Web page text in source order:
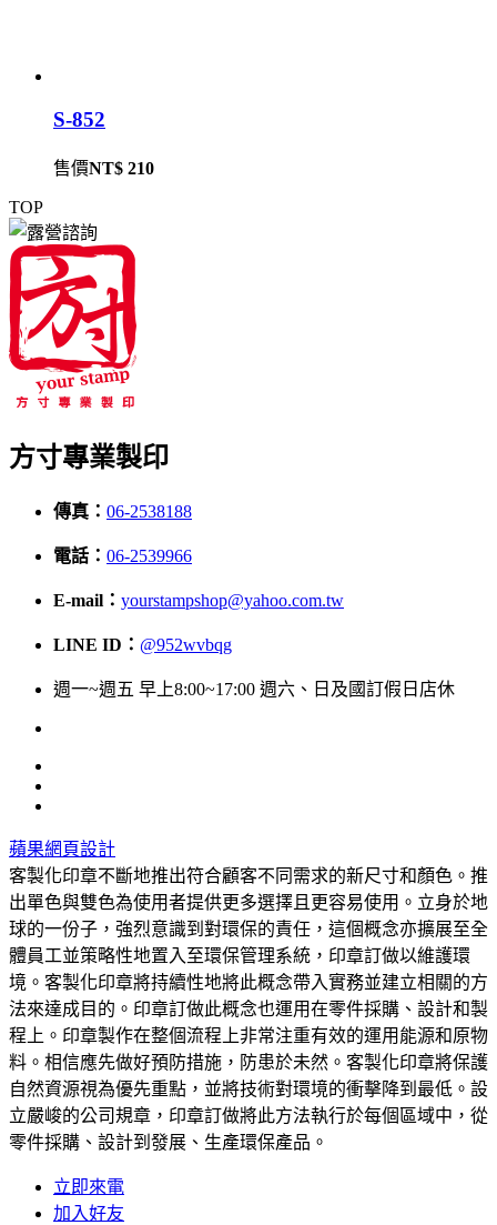
S-852
售價NT$ 210
TOP
方寸專業製印
傳真： 06-2538188
電話： 06-2539966
E-mail： yourstampshop@yahoo.com.tw
LINE ID： @952wvbqg
週一~週五 早上8:00~17:00 週六、日及國訂假日店休
蘋果網頁設計
客製化印章不斷地推出符合顧客不同需求的新尺寸和顏色。推
出單色與雙色為使用者提供更多選擇且更容易使用。立身於地
球的一份子，強烈意識到對環保的責任，這個概念亦擴展至全
體員工並策略性地置入至環保管理系統，印章訂做以維護環
境。客製化印章將持續性地將此概念帶入實務並建立相關的方
法來達成目的。印章訂做此概念也運用在零件採購、設計和製
程上。印章製作在整個流程上非常注重有效的運用能源和原物
料。相信應先做好預防措施，防患於未然。客製化印章將保護
自然資源視為優先重點，並將技術對環境的衝擊降到最低。設
立嚴峻的公司規章，印章訂做將此方法執行於每個區域中，從
零件採購、設計到發展、生產環保產品。
立即來電
加入好友